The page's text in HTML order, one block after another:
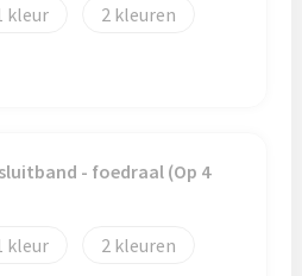
2
- foedraal (Op 4
2